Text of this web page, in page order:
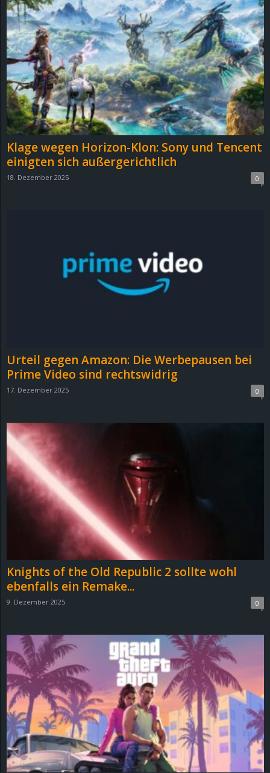
Klage wegen Horizon-Klon: Sony und Tencent
einigten sich außergerichtlich
18. Dezember 2025 0
Urteil gegen Amazon: Die Werbepausen bei
Prime Video sind rechtswidrig
17. Dezember 2025 0
Knights of the Old Republic 2 sollte wohl
ebenfalls ein Remake...
9. Dezember 2025 0